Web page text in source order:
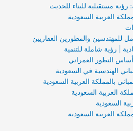
مستقبلية للبناء للحديث
العربية السعودية
للمهندسين والمطورين العقاريين
| رؤية شاملة للتنمية
أساس التطور العمراني
الهندسية في السعودية
بالمملكة العربية السعودية
العربية السعودية
السعودية
العربية السعودية